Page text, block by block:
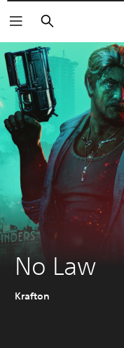
Sök
No Law
Krafton